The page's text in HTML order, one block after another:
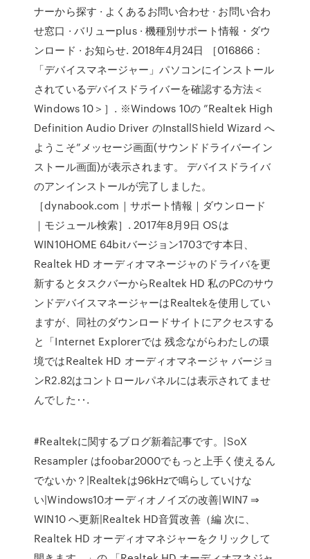
ナーから探す · よくあるお問い合わせ · お問い合わ
せ窓口 · バリューplus · 機種別サポート情報・ダウ
ンロード · お知らせ. 2018年4月24日 ［016866：
「デバイスマネージャー」パソコンにインストール
されているデバイスドライバーを確認する方法＜
Windows 10＞］. ※Windows 10の ”Realtek High
Definition Audio Driver のInstallShield Wizard へ
ようこそ”メッセージ画面(サウンドドライバーイン
ストール画面)が表示されます。 デバイスドライバ
のアンインストールが完了しました。
［dynabook.com｜サポート情報｜ダウンロード
｜モジュール検索］. 2017年8月9日 OSは
WIN10HOME 64bitバージョン1703です本日、
Realtek HD オーディオマネージャのドライバを更
新するとタスクバーからRealtek HD 私のPCのサウ
ンドデバイスマネージャーはRealtekを使用してい
ますが、同社のダウンロードサイトにアクセスする
と「Internet Explorerでは 残念ながらわたしの環
境ではRealtek HD オーディオマネージャ バージョ
ンR2.82はコントロールパネルには表示されてませ
んでした‥.
#Realtekに関するブログ新着記事です。|SoX
Resampler はfoobar2000でもっと上手く使えるん
でないか？|Realtekは96kHzで鳴らしていけな
い|Windows10オーディオノイズの改善|WIN7 ⇒
WIN10 へ更新|Realtek HD音質改善（編 次に、
Realtek HD オーディオマネジャーをクリックして